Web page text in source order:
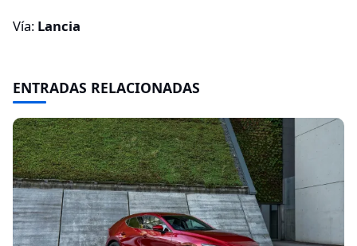
Vía: Lancia
ENTRADAS RELACIONADAS